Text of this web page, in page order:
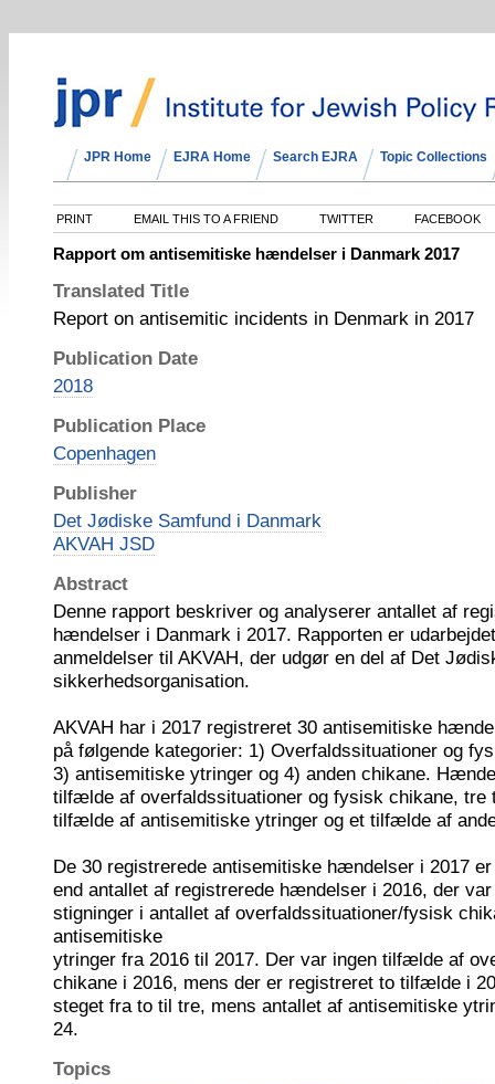
JPR Home EJRA Home Search EJRA Topic Collections
PRINT EMAIL THIS TO A FRIEND TWITTER FACEBOOK
Rapport om antisemitiske hændelser i Danmark 2017
Translated Title
Report on antisemitic incidents in Denmark in 2017
Publication Date
2018
Publication Place
Copenhagen
Publisher
Det Jødiske Samfund i Danmark
AKVAH JSD
Abstract
Denne rapport beskriver og analyserer antallet af
hændelser i Danmark i 2017. Rapporten er
anmeldelser til AKVAH, der udgør en del af Det
sikkerhedsorganisation.
AKVAH har i 2017 registreret 30 antisemitiske
på følgende kategorier: 1) Overfaldssituationer og
3) antisemitiske ytringer og 4) anden chikane.
tilfælde af overfaldssituationer og fysisk chikane,
tilfælde af antisemitiske ytringer og et tilfælde af
De 30 registrerede antisemitiske hændelser i 2017
end antallet af registrerede hændelser i 2016, der
stigninger i antallet af overfaldssituationer/fysisk
antisemitiske
ytringer fra 2016 til 2017. Der var ingen tilfælde af
chikane i 2016, mens der er registreret to tilfælde i
steget fra to til tre, mens antallet af antisemitiske
24.
Topics